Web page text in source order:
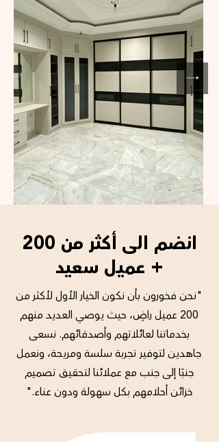
انضم الى أكثر من 200
+ عميل سعيد
"نحن فخورون بأن نكون الخيار الأول لأكثر من
200 عميل راضٍ، حيث يوصي العديد منهم
بخدماتنا لعائلاتهم وأصدقائهم. نسعى
جاهدين لتوفير تجربة سلسة ومريحة، ونعمل
جنبًا إلى جنب مع عملائنا لتحقيق تصميم
خزائن أحلامهم بكل سهولة ودون عناء."